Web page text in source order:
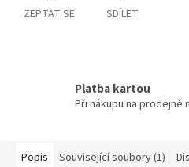
ZEPTAT SE SDÍLET
Platba kartou
Při nákupu na prodejně
Popis Související soubory (1)